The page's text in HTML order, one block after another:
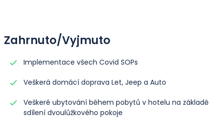
Zahrnuto/Vyjmuto
Implementace všech Covid SOPs
Veškerá domácí doprava Let, Jeep a Auto
Veškeré ubytování během pobytů v hotelu na základě
sdílení dvoulůžkového pokoje